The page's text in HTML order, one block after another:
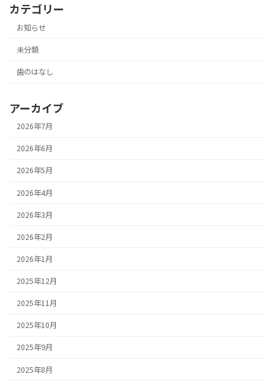
カテゴリー
お知らせ
未分類
歯のはなし
アーカイブ
2026年7月
2026年6月
2026年5月
2026年4月
2026年3月
2026年2月
2026年1月
2025年12月
2025年11月
2025年10月
2025年9月
2025年8月